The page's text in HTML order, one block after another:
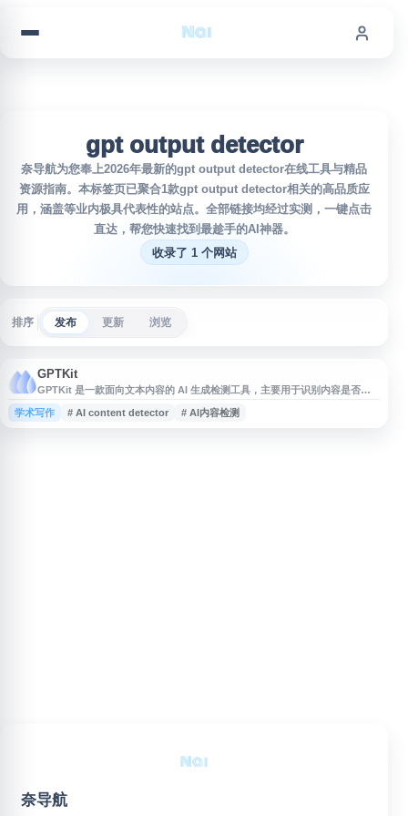
gpt output detector
奈导航为您奉上2026年最新的gpt output detector在线工具与精品
资源指南。本标签页已聚合1款gpt output detector相关的高品质应
用，涵盖等业内极具代表性的站点。全部链接均经过实测，一键点击
直达，帮您快速找到最趁手的AI神器。
收录了 1 个网站
排序 发布 更新 浏览
GPTKit
GPTKit 是一款面向文本内容的 AI 生成检测工具，主要用于识别内容是否可
能由 ChatGPT、GPT-2、GPT-3 等语言模型生成。该网站提供 AI 内容检
测、ChatGPT 文本检测、GPT 输出检测等功能，适用于文章、论文、网页内
学术写作 # AI content detector # AI内容检测
奈导航